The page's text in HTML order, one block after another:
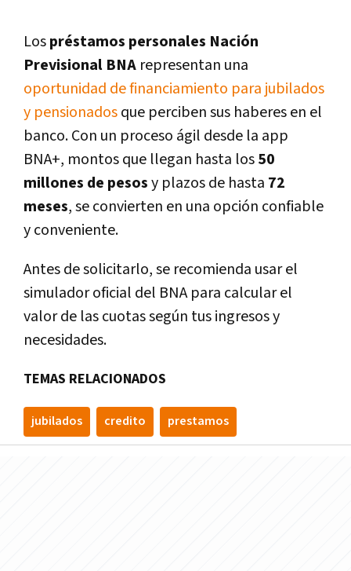
Lospréstamos personales Nación
Previsional BNA representan una
oportunidad de financiamiento para jubilados
y pensionadosque perciben sus haberes en el
banco. Con un proceso ágil desde la app
BNA+, montos que llegan hasta los50
millones de pesosy plazos de hasta 72
meses, se convierten en una opción confiable
y conveniente.
Antes de solicitarlo, se recomienda usar el
simulador oficial del BNA para calcular el
valor de las cuotas según tus ingresos y
necesidades.
TEMAS RELACIONADOS
jubilados credito prestamos